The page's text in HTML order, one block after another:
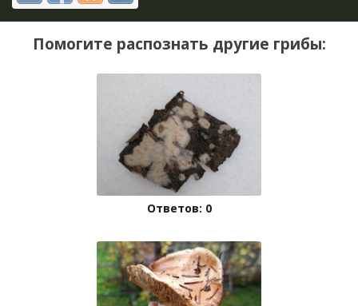
Помогите распознать другие грибы:
Ответов: 0